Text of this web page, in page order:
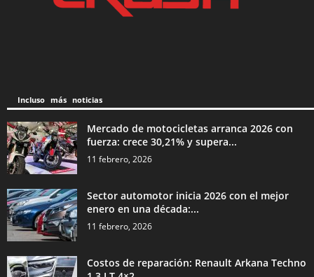
Incluso más noticias
Mercado de motocicletas arranca 2026 con
fuerza: crece 30,21% y supera...
11 febrero, 2026
Sector automotor inicia 2026 con el mejor
enero en una década:...
11 febrero, 2026
Costos de reparación: Renault Arkana Techno